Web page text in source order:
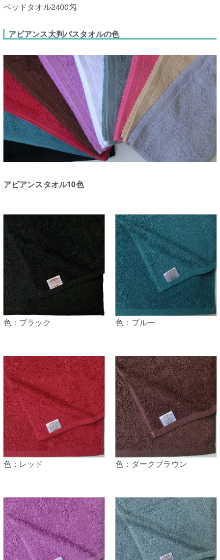
ベッドタオル2400匁
アビアンス大判バスタオルの色
アビアンスタオル10色
色：ブラック 色：ブルー
色：レッド 色：ダークブラウン